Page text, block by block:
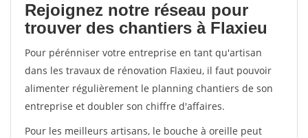
Rejoignez notre réseau pour
trouver des chantiers à Flaxieu
Pour pérénniser votre entreprise en tant qu'artisan
dans les travaux de rénovation Flaxieu, il faut pouvoir
alimenter régulièrement le planning chantiers de son
entreprise et doubler son chiffre d'affaires.
Pour les meilleurs artisans, le bouche à oreille peut